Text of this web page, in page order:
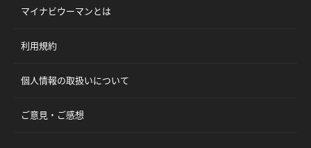
マイナビウーマンとは
利用規約
個人情報の取扱いについて
ご意見・ご感想